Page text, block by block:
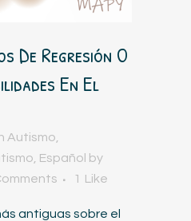
De Regresión O
En El
Autismo
Español by
1 Like
antiguas sobre el